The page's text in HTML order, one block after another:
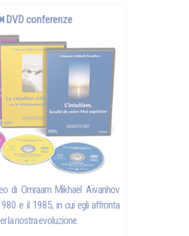
DVD conferenze
di Omraam Mikhaël Aïvanhov
e il 1985, in cui egli affronta
la nostra evoluzione.